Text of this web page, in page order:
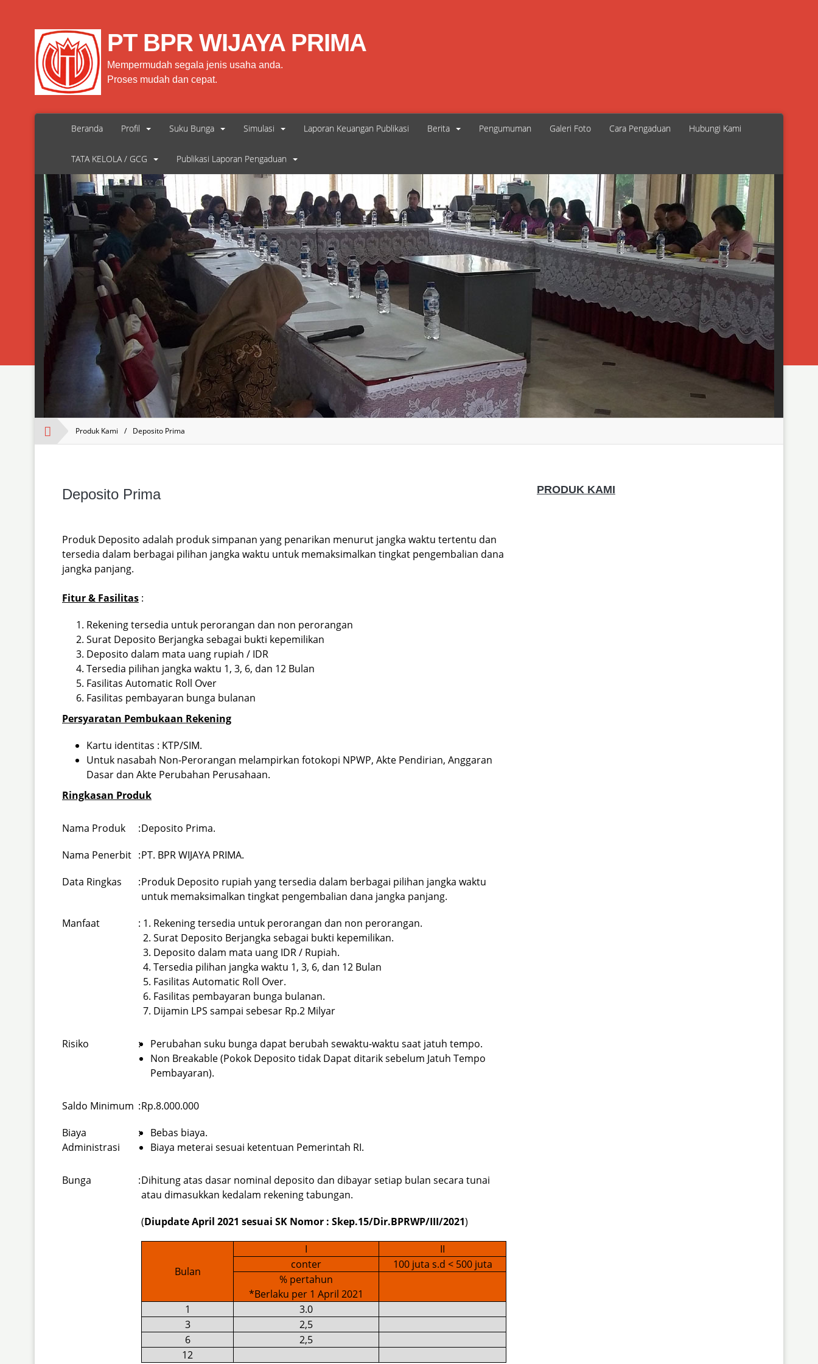
PT BPR WIJAYA PRIMA
Mempermudah segala jenis usaha anda.
Proses mudah dan cepat.
Beranda Profil Suku Bunga Simulasi Laporan Keuangan Publikasi Berita Pengumuman Galeri Foto Cara Pengaduan Hubungi Kami
TATA KELOLA / GCG Publikasi Laporan Pengaduan
Produk Kami / Deposito Prima
Deposito Prima
Produk Deposito adalah produk simpanan yang penarikan menurut jangka waktu tertentu dan
tersedia dalam berbagai pilihan jangka waktu untuk memaksimalkan tingkat pengembalian dana
jangka panjang.
Fitur & Fasilitas :
Rekening tersedia untuk perorangan dan non perorangan
Surat Deposito Berjangka sebagai bukti kepemilikan
Deposito dalam mata uang rupiah / IDR
Tersedia pilihan jangka waktu 1, 3, 6, dan 12 Bulan
Fasilitas Automatic Roll Over
Fasilitas pembayaran bunga bulanan
Persyaratan Pembukaan Rekening
Kartu identitas : KTP/SIM.
Untuk nasabah Non-Perorangan melampirkan fotokopi NPWP, Akte Pendirian, Anggaran
Dasar dan Akte Perubahan Perusahaan.
Ringkasan Produk
Nama Produk :Deposito Prima.
Nama Penerbit :PT. BPR WIJAYA PRIMA.
Data Ringkas
:Produk Deposito rupiah yang tersedia dalam berbagai pilihan jangka waktu
untuk memaksimalkan tingkat pengembalian dana jangka panjang.
Manfaat
:
Rekening tersedia untuk perorangan dan non perorangan.
Surat Deposito Berjangka sebagai bukti kepemilikan.
Deposito dalam mata uang IDR / Rupiah.
Tersedia pilihan jangka waktu 1, 3, 6, dan 12 Bulan
Fasilitas Automatic Roll Over.
Fasilitas pembayaran bunga bulanan.
Dijamin LPS sampai sebesar Rp.2 Milyar
Risiko :
Perubahan suku bunga dapat berubah sewaktu-waktu saat jatuh tempo.
Non Breakable (Pokok Deposito tidak Dapat ditarik sebelum Jatuh Tempo
Pembayaran).
Saldo Minimum :Rp.8.000.000
Biaya
Administrasi
:
Bebas biaya.
Biaya meterai sesuai ketentuan Pemerintah RI.
Bunga :Dihitung atas dasar nominal deposito dan dibayar setiap bulan secara tunai
atau dimasukkan kedalam rekening tabungan.
(Diupdate April 2021 sesuai SK Nomor : Skep.15/Dir.BPRWP/III/2021)
Bulan
I
II
conter
100 juta s.d < 500 juta
% pertahun
*Berlaku per 1 April 2021
1
3.0
3
2,5
6
2,5
12
PRODUK KAMI